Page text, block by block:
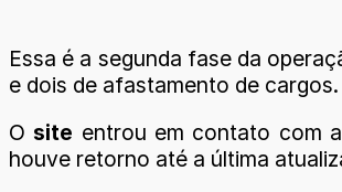
Essa é a segunda fase da
e dois de afastamento de cargos.
O site entrou em contato com
houve retorno até a última